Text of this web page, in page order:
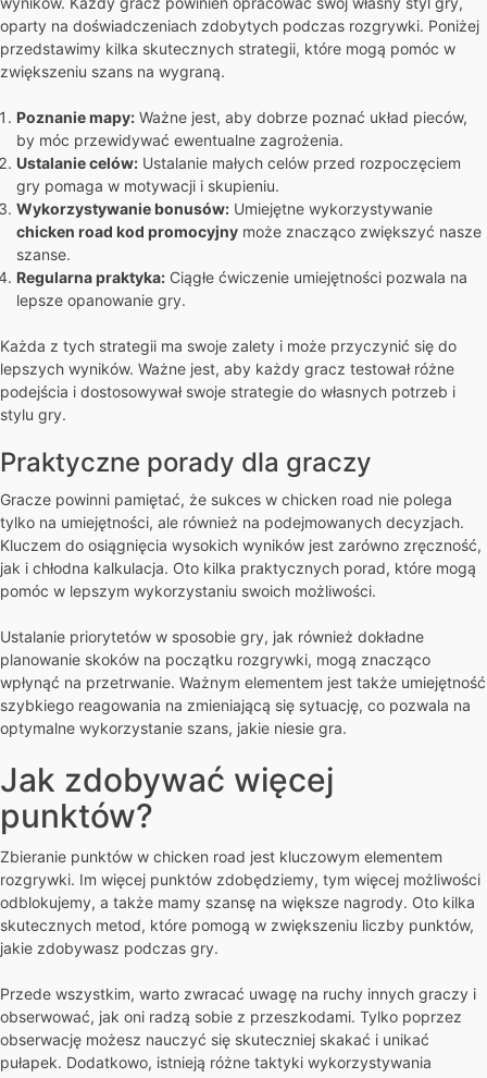
oparty na doświadczeniach zdobytych podczas rozgrywki. Poniżej
przedstawimy kilka skutecznych strategii, które mogą pomóc w
zwiększeniu szans na wygraną.
Poznanie mapy: Ważne jest, aby dobrze poznać układ pieców,
by móc przewidywać ewentualne zagrożenia.
Ustalanie celów: Ustalanie małych celów przed rozpoczęciem
gry pomaga w motywacji i skupieniu.
Wykorzystywanie bonusów: Umiejętne wykorzystywanie
chicken road kod promocyjny może znacząco zwiększyć nasze
szanse.
Regularna praktyka: Ciągłe ćwiczenie umiejętności pozwala na
lepsze opanowanie gry.
Każda z tych strategii ma swoje zalety i może przyczynić się do
lepszych wyników. Ważne jest, aby każdy gracz testował różne
podejścia i dostosowywał swoje strategie do własnych potrzeb i
stylu gry.
Praktyczne porady dla graczy
Gracze powinni pamiętać, że sukces w chicken road nie polega
tylko na umiejętności, ale również na podejmowanych decyzjach.
Kluczem do osiągnięcia wysokich wyników jest zarówno zręczność,
jak i chłodna kalkulacja. Oto kilka praktycznych porad, które mogą
pomóc w lepszym wykorzystaniu swoich możliwości.
Ustalanie priorytetów w sposobie gry, jak również dokładne
planowanie skoków na początku rozgrywki, mogą znacząco
wpłynąć na przetrwanie. Ważnym elementem jest także umiejętność
szybkiego reagowania na zmieniającą się sytuację, co pozwala na
optymalne wykorzystanie szans, jakie niesie gra.
Jak zdobywać więcej
punktów?
Zbieranie punktów w chicken road jest kluczowym elementem
rozgrywki. Im więcej punktów zdobędziemy, tym więcej możliwości
odblokujemy, a także mamy szansę na większe nagrody. Oto kilka
skutecznych metod, które pomogą w zwiększeniu liczby punktów,
jakie zdobywasz podczas gry.
Przede wszystkim, warto zwracać uwagę na ruchy innych graczy i
obserwować, jak oni radzą sobie z przeszkodami. Tylko poprzez
obserwację możesz nauczyć się skuteczniej skakać i unikać
pułapek. Dodatkowo, istnieją różne taktyki wykorzystywania